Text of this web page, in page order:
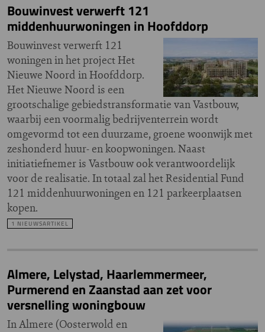
Bouwinvest verwerft 121
middenhuurwoningen in Hoofddorp
Bouwinvest verwerft 121
woningen in het project Het
Nieuwe Noord in Hoofddorp.
Het Nieuwe Noord is een
grootschalige gebiedstransformatie van Vastbouw,
waarbij een voormalig bedrijventerrein wordt
omgevormd tot een duurzame, groene woonwijk met
zeshonderd huur- en koopwoningen. Naast
initiatiefnemer is Vastbouw ook verantwoordelijk
voor de realisatie. In totaal zal het Residential Fund
121 middenhuurwoningen en 121 parkeerplaatsen
kopen.
1 NIEUWSARTIKEL
Almere, Lelystad, Haarlemmermeer,
Purmerend en Zaanstad aan zet voor
versnelling woningbouw
In Almere (Oosterwold en